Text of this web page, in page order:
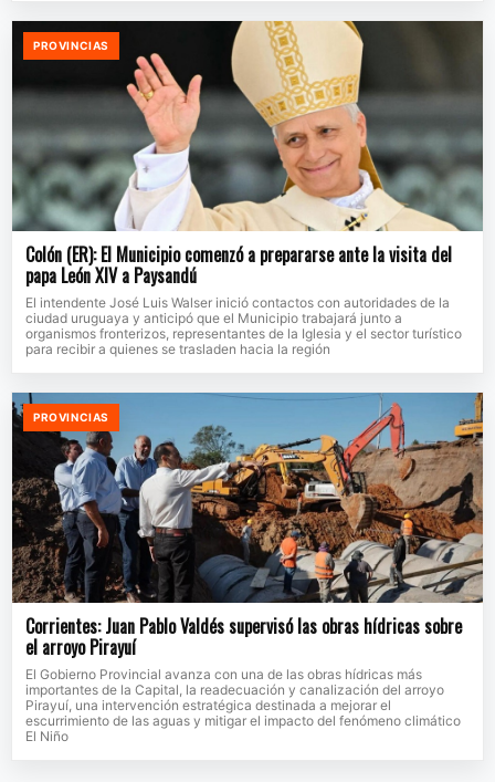
PROVINCIAS
Colón (ER): El Municipio comenzó a prepararse ante la visita del
papa León XIV a Paysandú
El intendente José Luis Walser inició contactos con autoridades de la
ciudad uruguaya y anticipó que el Municipio trabajará junto a
organismos fronterizos, representantes de la Iglesia y el sector turístico
para recibir a quienes se trasladen hacia la región
PROVINCIAS
Corrientes: Juan Pablo Valdés supervisó las obras hídricas sobre
el arroyo Pirayuí
El Gobierno Provincial avanza con una de las obras hídricas más
importantes de la Capital, la readecuación y canalización del arroyo
Pirayuí, una intervención estratégica destinada a mejorar el
escurrimiento de las aguas y mitigar el impacto del fenómeno climático
El Niño